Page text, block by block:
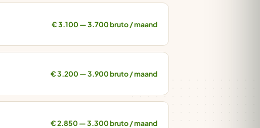
€ 3.100 — 3.700 bruto / maand
€ 3.200 — 3.900 bruto / maand
€ 2.850 — 3.300 bruto / maand